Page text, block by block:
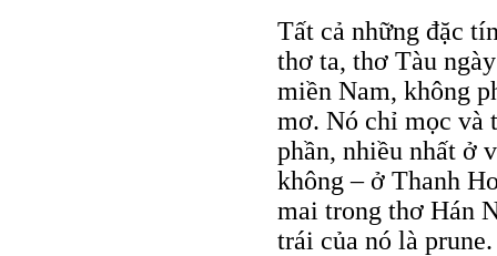
Tất cả những đặc
thơ ta, thơ Tàu
miền Nam, không
mơ. Nó chỉ mọc và
phần, nhiều nhất ở
không – ở Thanh
mai trong thơ Hán
trái của nó là